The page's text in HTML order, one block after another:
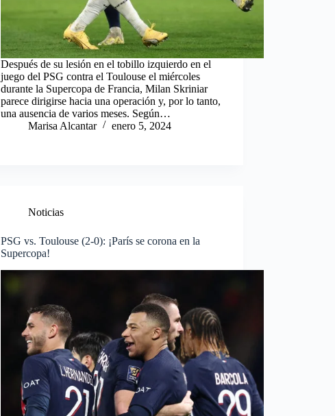
Después de su lesión en el tobillo izquierdo en el
juego del PSG contra el Toulouse el miércoles
durante la Supercopa de Francia, Milan Skriniar
parece dirigirse hacia una operación y, por lo tanto,
una ausencia de varios meses. Según…
Marisa Alcantar
enero 5, 2024
Noticias
PSG vs. Toulouse (2-0): ¡París se corona en la
Supercopa!